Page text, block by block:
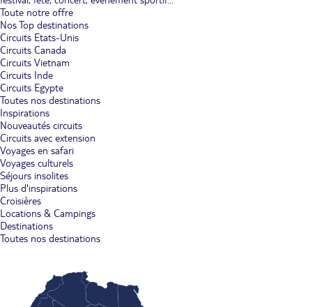
Toute notre offre
Nos Top destinations
Circuits Etats-Unis
Circuits Canada
Circuits Vietnam
Circuits Inde
Circuits Egypte
Toutes nos destinations
Inspirations
Nouveautés circuits
Circuits avec extension
Voyages en safari
Voyages culturels
Séjours insolites
Plus d'inspirations
Croisières
Locations & Campings
Destinations
Toutes nos destinations